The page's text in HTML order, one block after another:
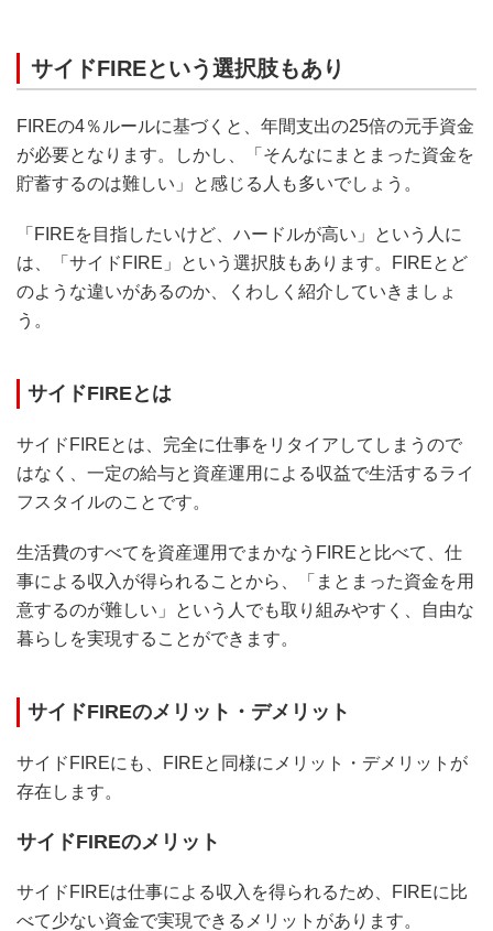
サイドFIREという選択肢もあり
FIREの4％ルールに基づくと、年間支出の25倍の元手資金
が必要となります。しかし、「そんなにまとまった資金を
貯蓄するのは難しい」と感じる人も多いでしょう。
「FIREを目指したいけど、ハードルが高い」という人に
は、「サイドFIRE」という選択肢もあります。FIREとど
のような違いがあるのか、くわしく紹介していきましょ
う。
サイドFIREとは
サイドFIREとは、完全に仕事をリタイアしてしまうので
はなく、一定の給与と資産運用による収益で生活するライ
フスタイルのことです。
生活費のすべてを資産運用でまかなうFIREと比べて、仕
事による収入が得られることから、「まとまった資金を用
意するのが難しい」という人でも取り組みやすく、自由な
暮らしを実現することができます。
サイドFIREのメリット・デメリット
サイドFIREにも、FIREと同様にメリット・デメリットが
存在します。
サイドFIREのメリット
サイドFIREは仕事による収入を得られるため、FIREに比
べて少ない資金で実現できるメリットがあります。